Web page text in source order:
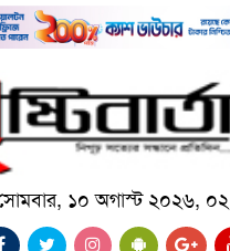
১০ অগাস্ট ২০২৬,